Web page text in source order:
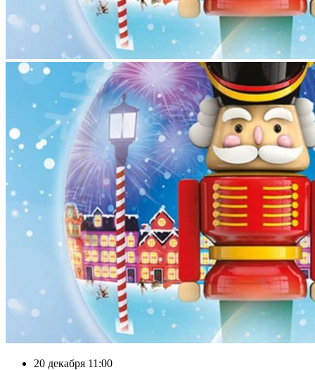
20 декабря 11:00